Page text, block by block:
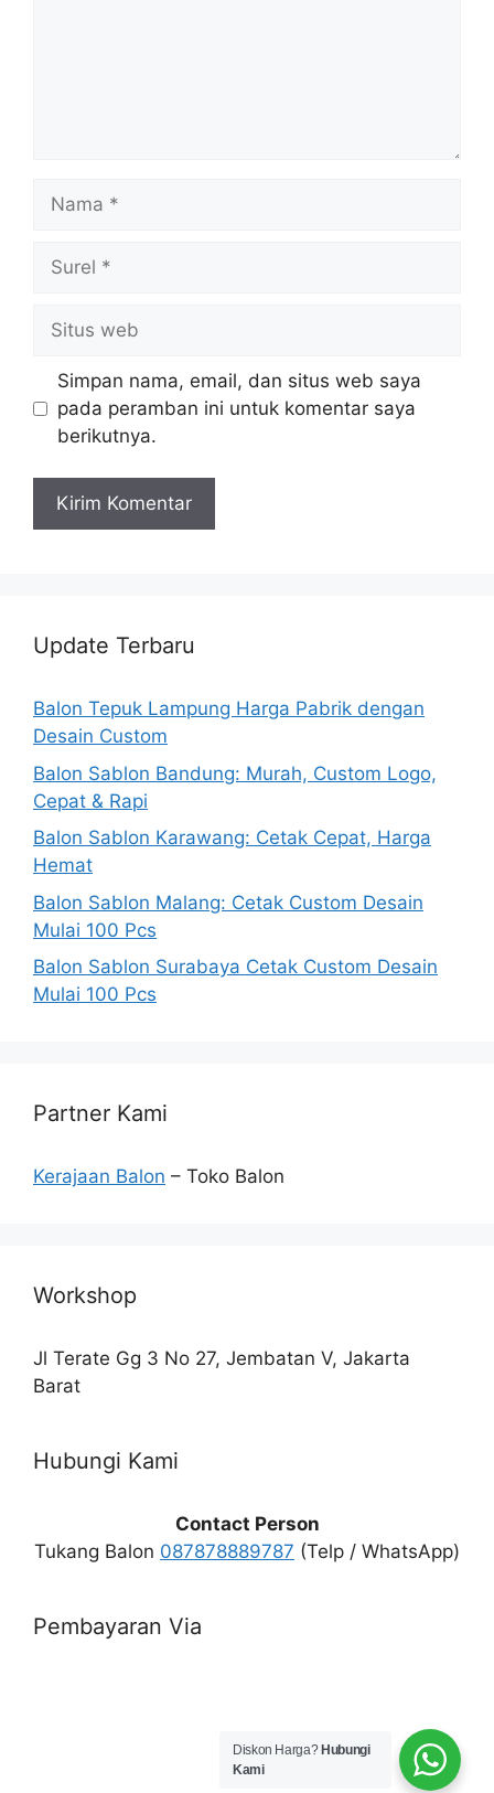
web
Simpan nama, email, dan situs web saya
pada peramban ini untuk komentar saya
berikutnya.
Update Terbaru
Balon Tepuk Lampung Harga Pabrik dengan
Desain Custom
Balon Sablon Bandung: Murah, Custom Logo,
Cepat & Rapi
Balon Sablon Karawang: Cetak Cepat, Harga
Hemat
Balon Sablon Malang: Cetak Custom Desain
Mulai 100 Pcs
Balon Sablon Surabaya Cetak Custom Desain
Mulai 100 Pcs
Partner Kami
Kerajaan Balon – Toko Balon
Workshop
Jl Terate Gg 3 No 27, Jembatan V, Jakarta
Barat
Hubungi Kami
Contact Person
Tukang Balon 087878889787 (Telp / WhatsApp)
Pembayaran Via
Diskon Harga? Hubungi
Kami